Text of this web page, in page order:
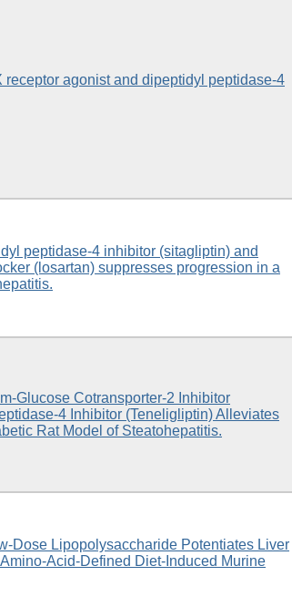
receptor agonist and dipeptidyl peptidase-4
peptidase-4 inhibitor (sitagliptin) and
(losartan) suppresses progression in a
Glucose Cotransporter-2 Inhibitor
4 Inhibitor (Teneligliptin) Alleviates
Rat Model of Steatohepatitis.
Dose Lipopolysaccharide Potentiates Liver
Acid-Defined Diet-Induced Murine